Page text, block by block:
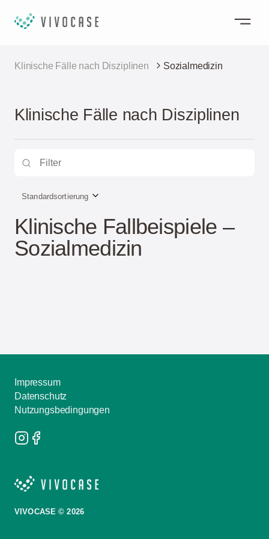
Klinische Fälle nach Disziplinen Sozialmedizin
Klinische Fälle nach Disziplinen
Standardsortierung
Klinische Fallbeispiele –
Sozialmedizin
VIVOCASE © 2026
Impressum
Datenschutz
Nutzungsbedingungen